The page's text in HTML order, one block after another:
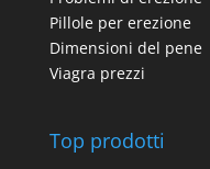
Pillole per erezione
Dimensioni del pene
Viagra prezzi
Top prodotti